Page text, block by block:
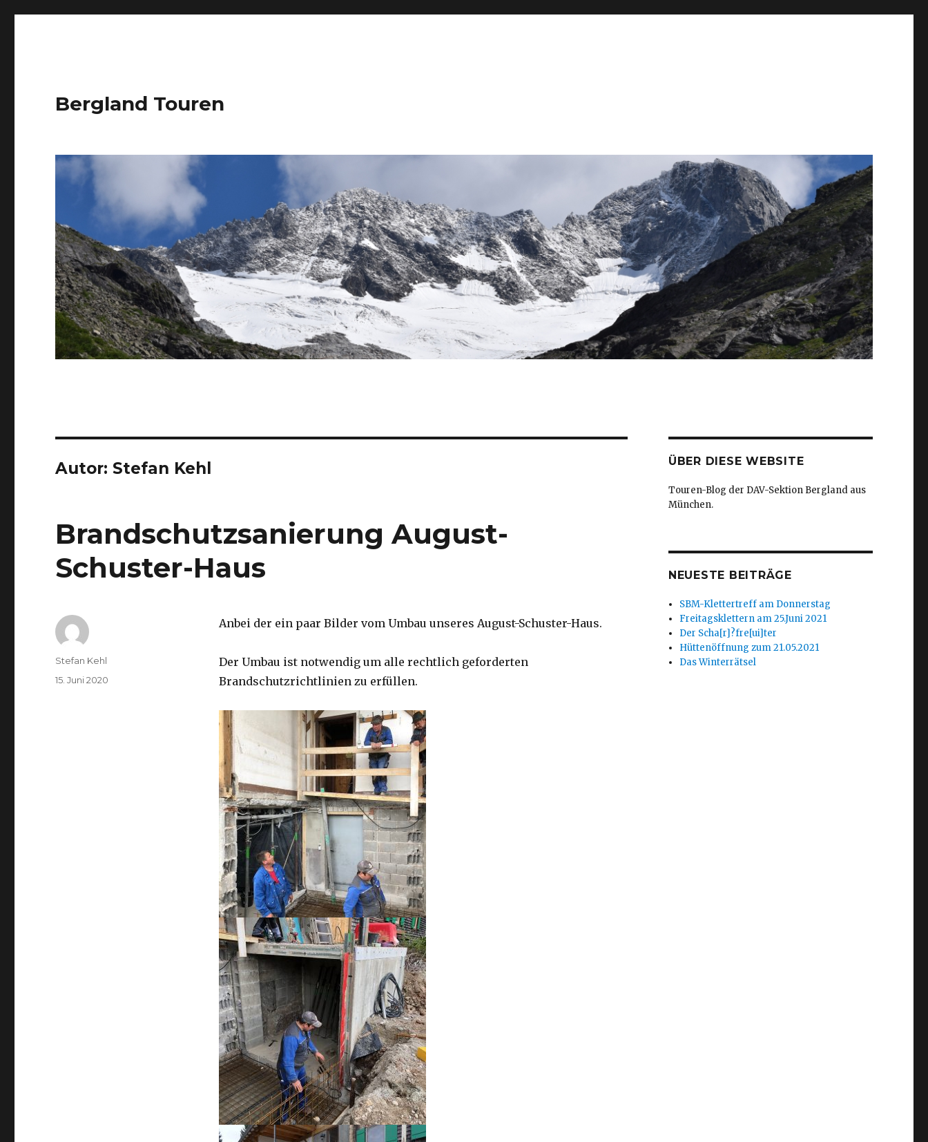
Bergland Touren
Autor: Stefan Kehl
Brandschutzsanierung August-
Schuster-Haus
Anbei der ein paar Bilder vom Umbau unseres August-Schuster-Haus.
Der Umbau ist notwendig um alle rechtlich geforderten
Brandschutzrichtlinien zu erfüllen.
Autor
Stefan Kehl
Veröffentlicht
15. Juni 2020
ÜBER DIESE WEBSITE
Touren-Blog der DAV-Sektion Bergland aus
München.
NEUESTE BEITRÄGE
SBM-Klettertreff am Donnerstag
Freitagsklettern am 25.Juni 2021
Der Scha[r]?fre[ui]ter
Hüttenöffnung zum 21.05.2021
Das Winterrätsel